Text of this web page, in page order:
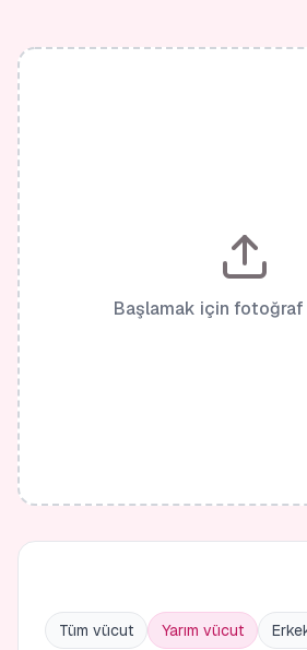
Başlamak için fotoğraf
Tüm vücut Yarım vücut